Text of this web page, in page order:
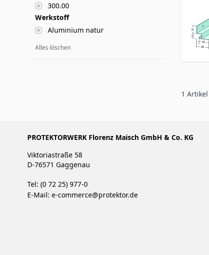
300.00
Werkstoff
Aluminium natur
Alles löschen
1 Artikel
PROTEKTORWERK Florenz Maisch GmbH & Co. KG
Viktoriastraße 58
D-76571 Gaggenau
Tel: (0 72 25) 977-0
E-Mail: e-commerce@protektor.de